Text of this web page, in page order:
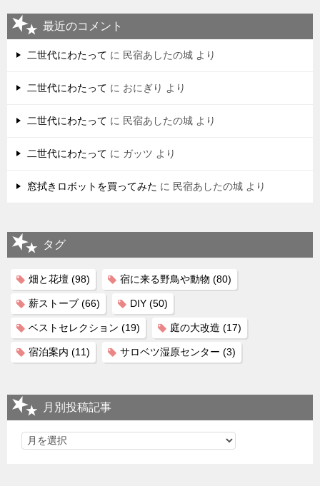
最近のコメント
二世代にわたって に 民宿あしたの城 より
二世代にわたって に おにぎり より
二世代にわたって に 民宿あしたの城 より
二世代にわたって に ガッツ より
窓拭きロボットを買ってみた に 民宿あしたの城 より
タグ
畑と花壇 (98) 宿に来る野鳥や動物 (80)
薪ストーブ (66) DIY (50)
ベストセレクション (19) 庭の大改造 (17)
宿泊案内 (11) サロベツ湿原センター (3)
月別投稿記事